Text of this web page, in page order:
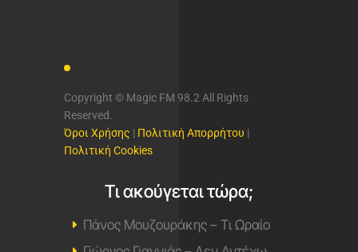
Copyright © Magic FM 98.2 All Rights
Reserved.
Όροι Χρήσης | Πολιτική Απορρήτου |
Πολιτική Cookies
Τι ακούγεται τώρα;
Πάνος Μουζουράκης – Τι Ωραίο